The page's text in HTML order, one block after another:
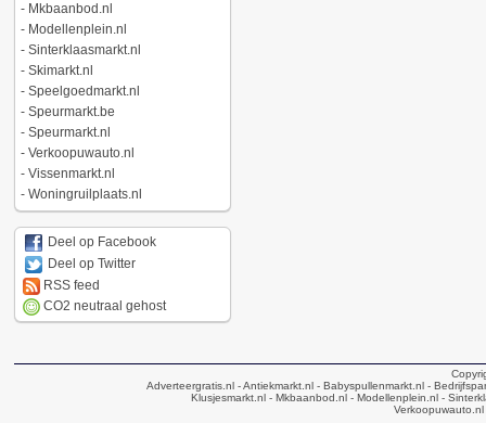
- Mkbaanbod.nl
- Modellenplein.nl
- Sinterklaasmarkt.nl
- Skimarkt.nl
- Speelgoedmarkt.nl
- Speurmarkt.be
- Speurmarkt.nl
- Verkoopuwauto.nl
- Vissenmarkt.nl
- Woningruilplaats.nl
Deel op Facebook
Deel op Twitter
RSS feed
CO2 neutraal gehost
Adverteergratis.nl - Antiekmarkt.nl - Babyspullenmarkt.nl -
Klusjesmarkt.nl- Mkbaanbod.nl- Modellenplein.nl-
Verkoopuwauto.nl